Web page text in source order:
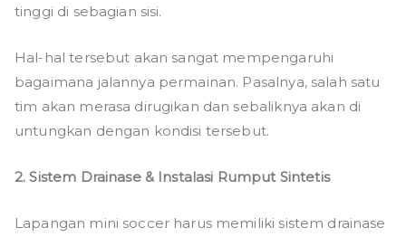
tinggi di sebagian sisi.
Hal-hal tersebut akan sangat mempengaruhi
bagaimana jalannya permainan. Pasalnya, salah satu
tim akan merasa dirugikan dan sebaliknya akan di
untungkan dengan kondisi tersebut.
2. Sistem Drainase & Instalasi Rumput Sintetis
Lapangan mini soccer harus memiliki sistem drainase